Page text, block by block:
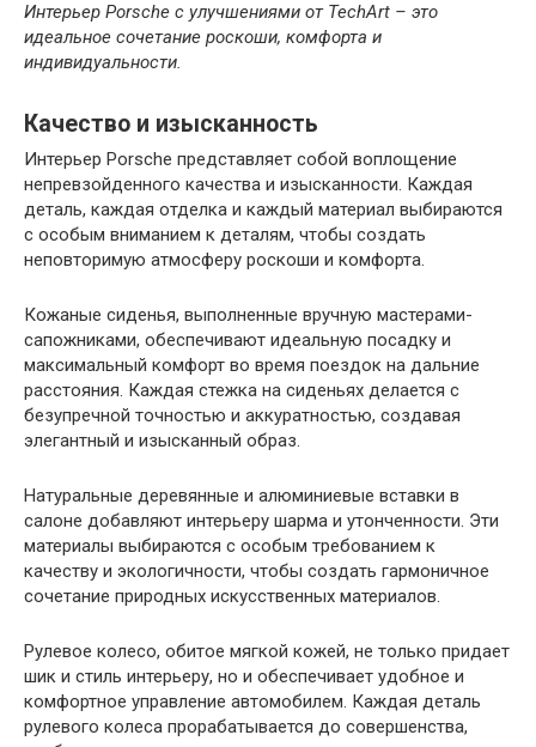
Интерьер Porsche с улучшениями от TechArt – это
идеальное сочетание роскоши, комфорта и
индивидуальности.
Качество и изысканность
Интерьер Porsche представляет собой воплощение
непревзойденного качества и изысканности. Каждая
деталь, каждая отделка и каждый материал выбираются
с особым вниманием к деталям, чтобы создать
неповторимую атмосферу роскоши и комфорта.
Кожаные сиденья, выполненные вручную мастерами-
сапожниками, обеспечивают идеальную посадку и
максимальный комфорт во время поездок на дальние
расстояния. Каждая стежка на сиденьях делается с
безупречной точностью и аккуратностью, создавая
элегантный и изысканный образ.
Натуральные деревянные и алюминиевые вставки в
салоне добавляют интерьеру шарма и утонченности. Эти
материалы выбираются с особым требованием к
качеству и экологичности, чтобы создать гармоничное
сочетание природных искусственных материалов.
Рулевое колесо, обитое мягкой кожей, не только придает
шик и стиль интерьеру, но и обеспечивает удобное и
комфортное управление автомобилем. Каждая деталь
рулевого колеса прорабатывается до совершенства,